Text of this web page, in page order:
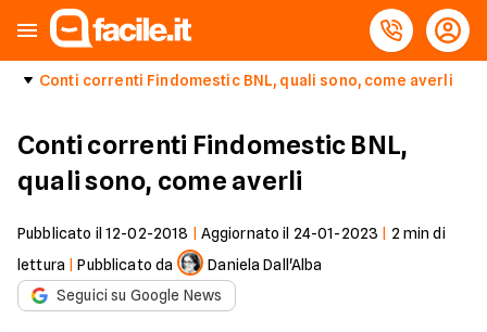
Conti correnti Findomestic BNL, quali sono, come averli
Conti correnti Findomestic BNL,
quali sono, come averli
Pubblicato il 12-02-2018 Aggiornato il 24-01-2023 2 min di
lettura |Pubblicato da
Daniela Dall'Alba
Seguici su Google News